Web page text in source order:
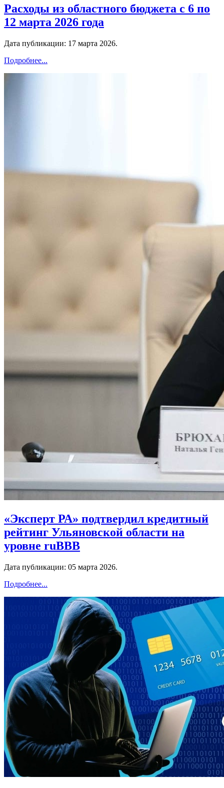
Расходы из областного бюджета с 6 по
12 марта 2026 года
Дата публикации: 17 марта 2026.
Подробнее...
«Эксперт РА» подтвердил кредитный
рейтинг Ульяновской области на
уровне ruBBB
Дата публикации: 05 марта 2026.
Подробнее...